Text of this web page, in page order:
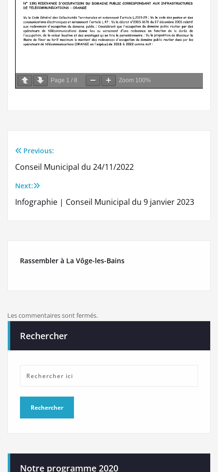
Page 1 / 8 Zoom 100%
Navigation
de
l’article
Previous:
Conseil Municipal du 24/11/2022
Next:
Infographie | Conseil Municipal du 9 janvier 2023
Rassembler à La Vôge-les-Bains
Les commentaires sont fermés.
Rechercher
Notre programme 2020